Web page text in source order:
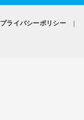
プライバシーポリシー